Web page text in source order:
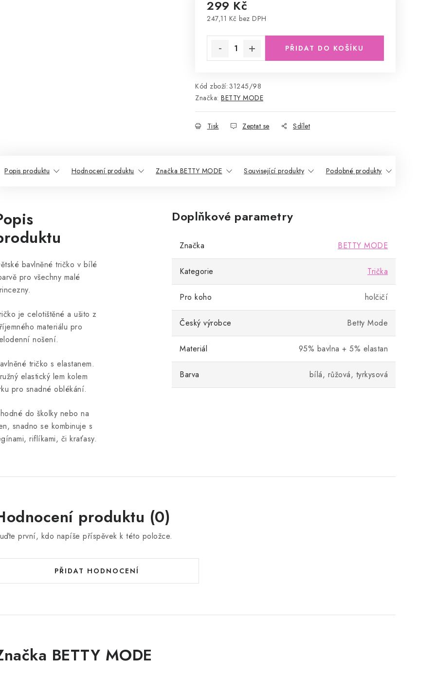
299 Kč
247,11 Kč bez DPH
PŘIDAT DO KOŠÍKU
Kód zboží: 31245/98
Značka: BETTY MODE
Tisk Zeptat se Sdílet
Popis produktu Hodnocení produktu Značka BETTY MODE Související produkty Podobné produkty
bavlněné tričko v bílé
pro všechny malé
je celotištěné a ušito z
materiálu pro
nošení.
tričko s elastanem.
elastický lem kolem
pro snadné oblékání.
do školky nebo na
snadno se kombinuje s
riflíkami, či kraťasy.
Doplňkové parametry
Značka BETTY MODE
Kategorie Trička
Pro koho holčičí
Český výrobce Betty Mode
Materiál 95% bavlna + 5% elastan
Barva bílá, růžová, tyrkysová
produktu (0)
první, kdo napíše příspěvek k této položce.
PŘIDAT HODNOCENÍ
BETTY MODE